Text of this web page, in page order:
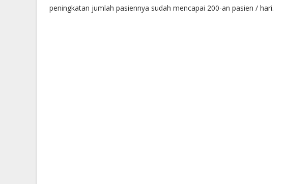
peningkatan jumlah pasiennya sudah mencapai 200-an pasien / hari.